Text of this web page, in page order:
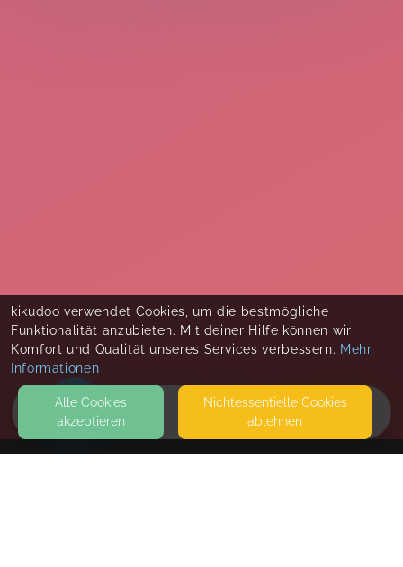
HOME
kikudoo verwendet Cookies, um die bestmögliche
Funktionalität anzubieten. Mit deiner Hilfe können wir
Komfort und Qualität unseres Services verbessern. Mehr
Informationen
Alle Cookies
akzeptieren
Nicht­essentielle Cookies
ablehnen